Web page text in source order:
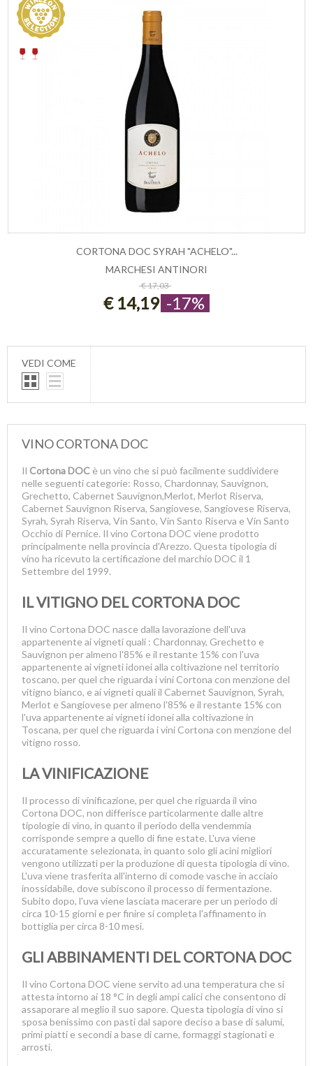
ESAURITO
CORTONA DOC SYRAH "ACHELO"...
MARCHESI ANTINORI
€ 17,03
€ 14,19 -17%
VEDI COME
VINO CORTONA DOC
Il Cortona DOC è un vino che si può facilmente suddividere
nelle seguenti categorie: Rosso, Chardonnay, Sauvignon,
Grechetto, Cabernet Sauvignon,Merlot, Merlot Riserva,
Cabernet Sauvignon Riserva, Sangiovese, Sangiovese Riserva,
Syrah, Syrah Riserva, Vin Santo, Vin Santo Riserva e Vin Santo
Occhio di Pernice. Il vino Cortona DOC viene prodotto
principalmente nella provincia d'Arezzo. Questa tipologia di
vino ha ricevuto la certificazione del marchio DOC il 1
Settembre del 1999.
IL VITIGNO DEL CORTONA DOC
Il vino Cortona DOC nasce dalla lavorazione dell'uva
appartenente ai vigneti quali : Chardonnay, Grechetto e
Sauvignon per almeno l'85% e il restante 15% con l'uva
appartenente ai vigneti idonei alla coltivazione nel territorio
toscano, per quel che riguarda i vini Cortona con menzione del
vitigno bianco, e ai vigneti quali il Cabernet Sauvignon, Syrah,
Merlot e Sangiovese per almeno l'85% e il restante 15% con
l'uva appartenente ai vigneti idonei alla coltivazione in
Toscana, per quel che riguarda i vini Cortona con menzione del
vitigno rosso.
LA VINIFICAZIONE
Il processo di vinificazione, per quel che riguarda il vino
Cortona DOC, non differisce particolarmente dalle altre
tipologie di vino, in quanto il periodo della vendemmia
corrisponde sempre a quello di fine estate. L'uva viene
accuratamente selezionata, in quanto solo gli acini migliori
vengono utilizzati per la produzione di questa tipologia di vino.
L'uva viene trasferita all'interno di comode vasche in acciaio
inossidabile, dove subiscono il processo di fermentazione.
Subito dopo, l'uva viene lasciata macerare per un periodo di
circa 10-15 giorni e per finire si completa l'affinamento in
bottiglia per circa 8-10 mesi.
GLI ABBINAMENTI DEL CORTONA DOC
Il vino Cortona DOC viene servito ad una temperatura che si
attesta intorno ai 18 °C in degli ampi calici che consentono di
assaporare al meglio il suo sapore. Questa tipologia di vino si
sposa benissimo con pasti dal sapore deciso a base di salumi,
primi piatti e secondi a base di carne, formaggi stagionati e
arrosti.